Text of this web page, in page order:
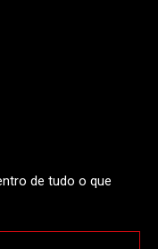
de tudo o que